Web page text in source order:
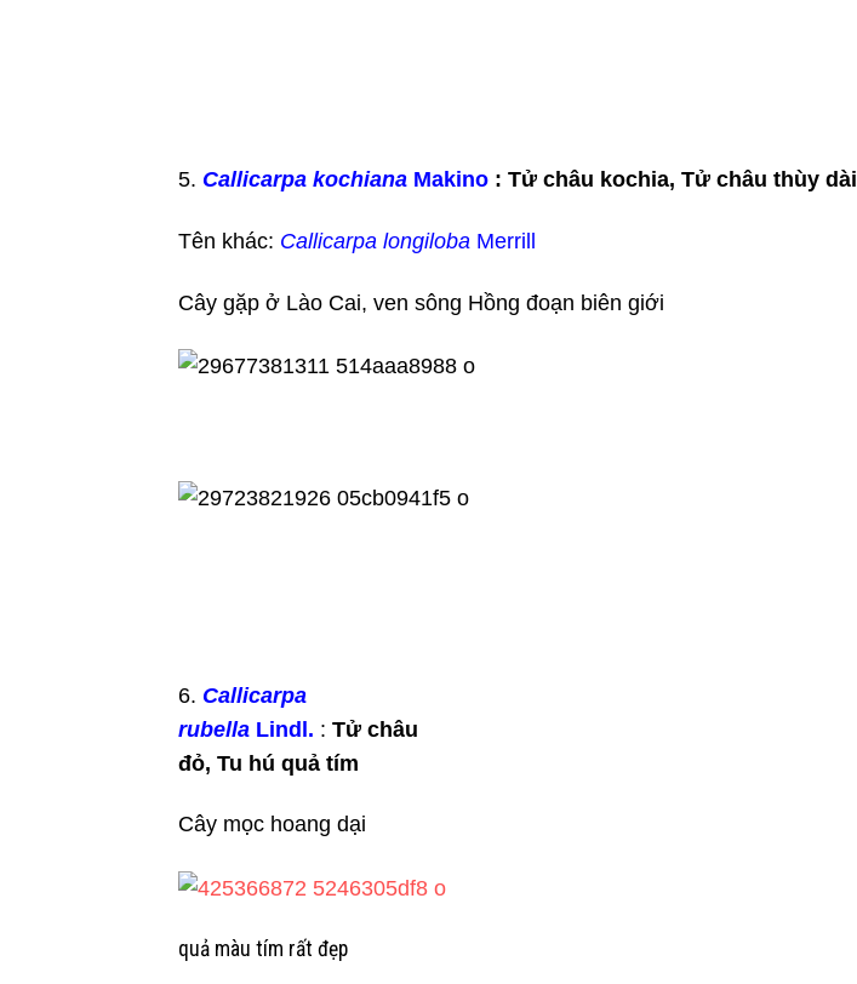
5. Callicarpa kochiana Makino : Tử châu kochia, Tử châu thùy dài
Tên khác: Callicarpa longiloba Merrill
Cây gặp ở Lào Cai, ven sông Hồng đoạn biên giới
6. Callicarpa
rubella Lindl. : Tử châu
đỏ, Tu hú quả tím
Cây mọc hoang dại
quả màu tím rất đẹp